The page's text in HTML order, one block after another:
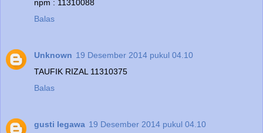
npm : 11310088
Balas
Unknown 19 Desember 2014 pukul 04.10
TAUFIK RIZAL 11310375
Balas
gusti legawa 19 Desember 2014 pukul 04.10